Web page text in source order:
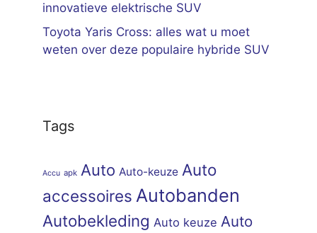
innovatieve elektrische SUV
Toyota Yaris Cross: alles wat u moet
weten over deze populaire hybride SUV
Tags
Accu apk Auto Auto-keuze Auto
accessoires Autobanden
Autobekleding Auto keuze Auto